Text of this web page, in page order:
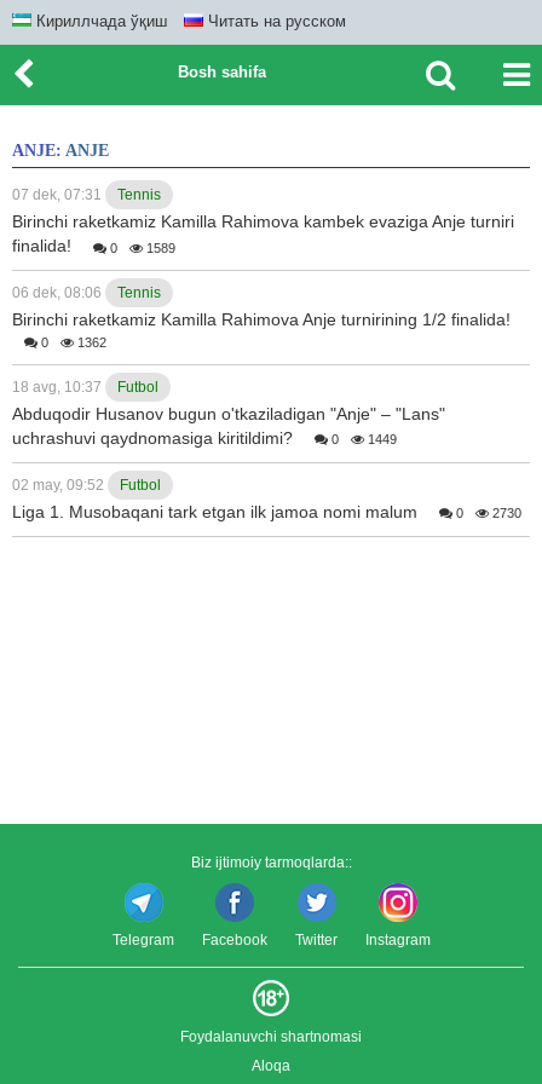
Кириллчада ўқиш Читать на русском
Bosh sahifa
ANJE: ANJE
07 dek, 07:31 Tennis
Birinchi raketkamiz Kamilla Rahimova kambek evaziga Anje turniri
finalida!
0 1589
06 dek, 08:06 Tennis
Birinchi raketkamiz Kamilla Rahimova Anje turnirining 1/2 finalida!
0 1362
18 avg, 10:37 Futbol
Abduqodir Husanov bugun o'tkaziladigan "Anje" – "Lans"
uchrashuvi qaydnomasiga kiritildimi?
0 1449
02 may, 09:52 Futbol
Liga 1. Musobaqani tark etgan ilk jamoa nomi malum 0 2730
Biz ijtimoiy tarmoqlarda::
Telegram Facebook Twitter Instagram
Foydalanuvchi shartnomasi
Aloqa